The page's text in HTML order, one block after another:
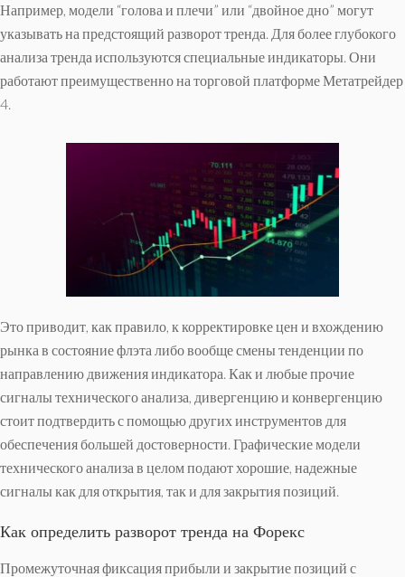
Например, модели “голова и плечи” или “двойное дно” могут
указывать на предстоящий разворот тренда. Для более глубокого
анализа тренда используются специальные индикаторы. Они
работают преимущественно на торговой платформе Метатрейдер
4.
Это приводит, как правило, к корректировке цен и вхождению
рынка в состояние флэта либо вообще смены тенденции по
направлению движения индикатора. Как и любые прочие
сигналы технического анализа, дивергенцию и конвергенцию
стоит подтвердить с помощью других инструментов для
обеспечения большей достоверности. Графические модели
технического анализа в целом подают хорошие, надежные
сигналы как для открытия, так и для закрытия позиций.
Как определить разворот тренда на Форекс
Промежуточная фиксация прибыли и закрытие позиций с